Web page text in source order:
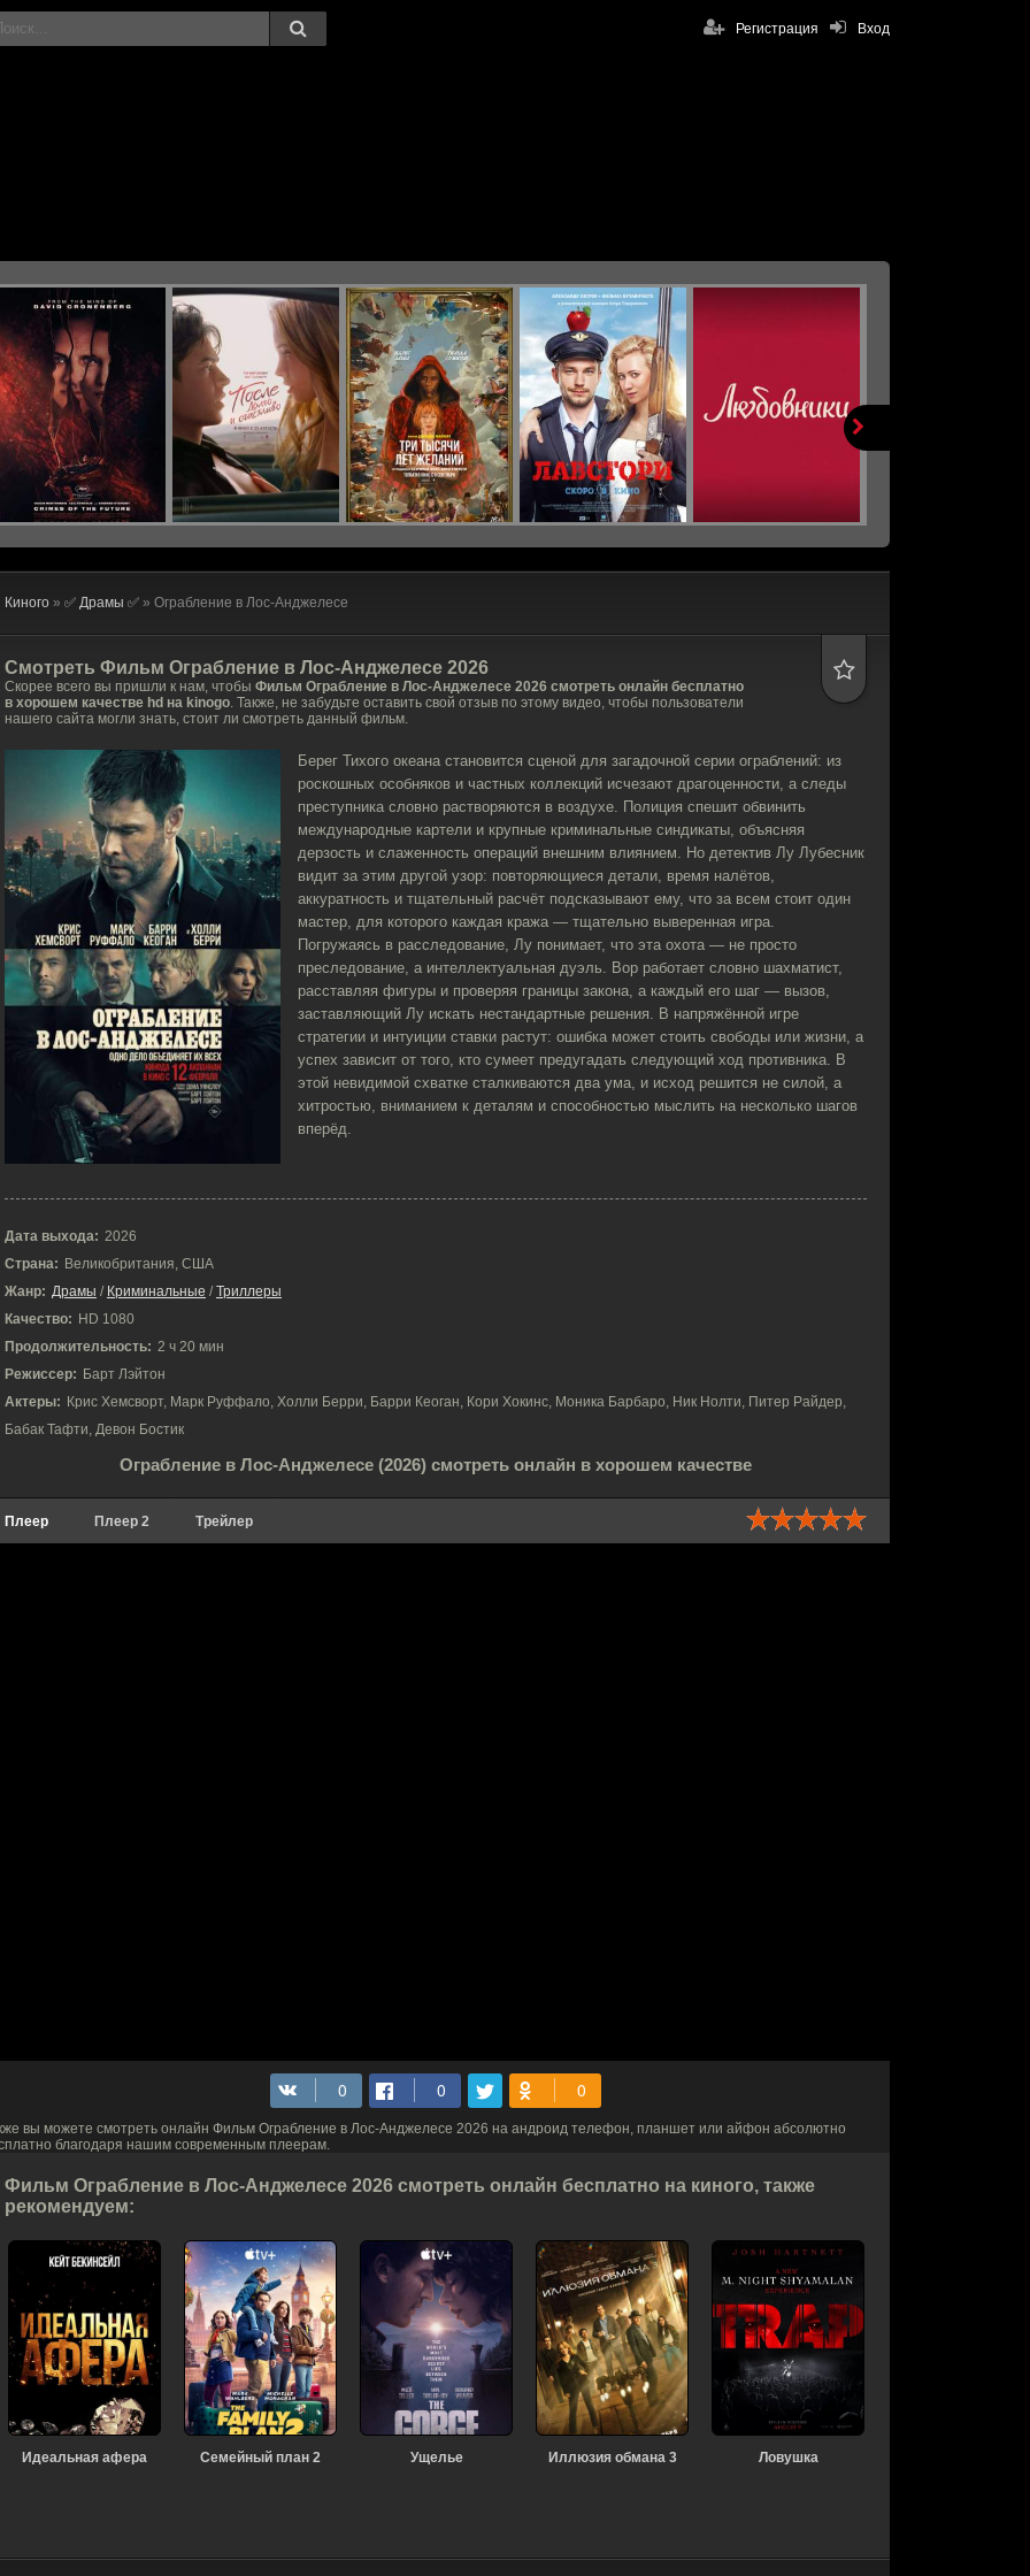
Вход
Регистрация
Киного » ✅ Драмы ✅ » Ограбление в Лос-Анджелесе
Смотреть Фильм Ограбление в Лос-Анджелесе 2026
Скорее всего вы пришли к нам, чтобы Фильм Ограбление в Лос-Анджелесе 2026 смотреть онлайн бесплатно
в хорошем качестве hd на kinogo. Также, не забудьте оставить свой отзыв по этому видео, чтобы пользователи
нашего сайта могли знать, стоит ли смотреть данный фильм.
Берег Тихого океана становится сценой для загадочной серии ограблений: из
роскошных особняков и частных коллекций исчезают драгоценности, а следы
преступника словно растворяются в воздухе. Полиция спешит обвинить
международные картели и крупные криминальные синдикаты, объясняя
дерзость и слаженность операций внешним влиянием. Но детектив Лу Лубесник
видит за этим другой узор: повторяющиеся детали, время налётов,
аккуратность и тщательный расчёт подсказывают ему, что за всем стоит один
мастер, для которого каждая кража — тщательно выверенная игра.
Погружаясь в расследование, Лу понимает, что эта охота — не просто
преследование, а интеллектуальная дуэль. Вор работает словно шахматист,
расставляя фигуры и проверяя границы закона, а каждый его шаг — вызов,
заставляющий Лу искать нестандартные решения. В напряжённой игре
стратегии и интуиции ставки растут: ошибка может стоить свободы или жизни, а
успех зависит от того, кто сумеет предугадать следующий ход противника. В
этой невидимой схватке сталкиваются два ума, и исход решится не силой, а
хитростью, вниманием к деталям и способностью мыслить на несколько шагов
вперёд.
Дата выхода: 2026
Страна: Великобритания, США
Жанр: Драмы / Криминальные / Триллеры
Качество: HD 1080
Продолжительность: 2 ч 20 мин
Режиссер: Барт Лэйтон
Актеры: Крис Хемсворт, Марк Руффало, Холли Берри, Барри Кеоган, Кори Хокинс, Моника Барбаро, Ник Нолти, Питер Райдер,
Бабак Тафти, Девон Бостик
Ограбление в Лос-Анджелесе (2026) смотреть онлайн в хорошем качестве
Плеер Плеер 2 Трейлер
вы можете смотреть онлайн Фильм Ограбление в Лос-Анджелесе 2026 на андроид телефон, планшет или айфон абсолютно
благодаря нашим современным плеерам.
Фильм Ограбление в Лос-Анджелесе 2026 смотреть онлайн бесплатно на киного, также
рекомендуем:
Идеальная афера Семейный план 2 Ущелье Иллюзия обмана 3 Ловушка